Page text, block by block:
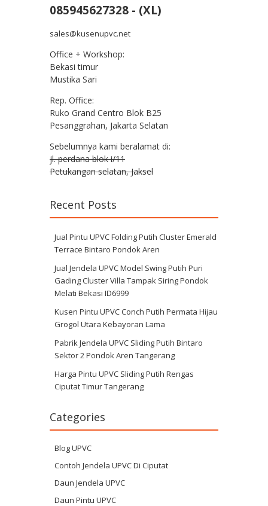
085945627328 - (XL)
sales@kusenupvc.net
Office + Workshop:
Bekasi timur
Mustika Sari
Rep. Office:
Ruko Grand Centro Blok B25
Pesanggrahan, Jakarta Selatan
Sebelumnya kami beralamat di:
jl. perdana blok i/11
Petukangan selatan, Jaksel
Recent Posts
Jual Pintu UPVC Folding Putih Cluster Emerald
Terrace Bintaro Pondok Aren
Jual Jendela UPVC Model Swing Putih Puri
Gading Cluster Villa Tampak Siring Pondok
Melati Bekasi ID6999
Kusen Pintu UPVC Conch Putih Permata Hijau
Grogol Utara Kebayoran Lama
Pabrik Jendela UPVC Sliding Putih Bintaro
Sektor 2 Pondok Aren Tangerang
Harga Pintu UPVC Sliding Putih Rengas
Ciputat Timur Tangerang
Categories
Blog UPVC
Contoh Jendela UPVC Di Ciputat
Daun Jendela UPVC
Daun Pintu UPVC